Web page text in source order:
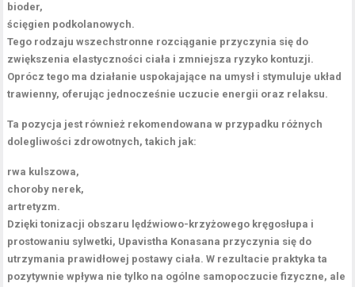
bioder,
ścięgien podkolanowych.
Tego rodzaju wszechstronne rozciąganie przyczynia się do
zwiększenia elastyczności ciała i zmniejsza ryzyko kontuzji.
Oprócz tego ma działanie uspokajające na umysł i stymuluje układ
trawienny, oferując jednocześnie uczucie energii oraz relaksu.
Ta pozycja jest również rekomendowana w przypadku różnych
dolegliwości zdrowotnych, takich jak:
rwa kulszowa,
choroby nerek,
artretyzm.
Dzięki tonizacji obszaru lędźwiowo-krzyżowego kręgosłupa i
prostowaniu sylwetki, Upavistha Konasana przyczynia się do
utrzymania prawidłowej postawy ciała. W rezultacie praktyka ta
pozytywnie wpływa nie tylko na ogólne samopoczucie fizyczne, ale